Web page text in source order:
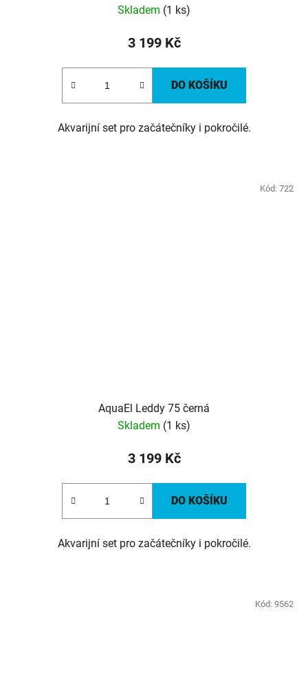
Skladem (1 ks)
3 199 Kč
DO KOŠÍKU
Akvarijní set pro začátečníky i pokročilé.
AquaEl Leddy 75 černá
Skladem (1 ks)
3 199 Kč
DO KOŠÍKU
Akvarijní set pro začátečníky i pokročilé.
Kód: 722
Kód: 9562